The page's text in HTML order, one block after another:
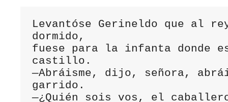
Levantóse Gerineldo que al
dormido,
fuese para la infanta donde
castillo.
—Abráisme, dijo, señora,
garrido.
—¿Quién sois vos, el